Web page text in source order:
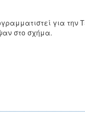
για την
στο σχήμα.